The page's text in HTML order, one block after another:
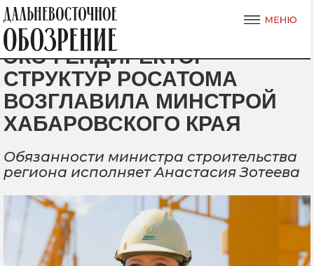
ЭКС-ГЕНДИРЕКТОР
СТРУКТУР РОСАТОМА
ВОЗГЛАВИЛА МИНСТРОЙ
ХАБАРОВСКОГО КРАЯ
Обязанности министра строительства
региона исполняет Анастасия Зотеева